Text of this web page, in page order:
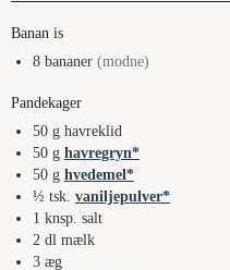
Banan is
8 bananer (modne)
Pandekager
50 g havreklid
50 g havregryn
50 g hvedemel
½ tsk. vaniljepulver
1 knsp. salt
2 dl mælk
3 æg